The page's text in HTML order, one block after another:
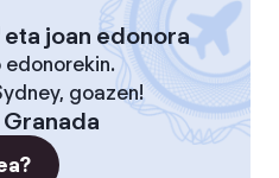
joan edonora
edonorekin.
goazen!
Granada